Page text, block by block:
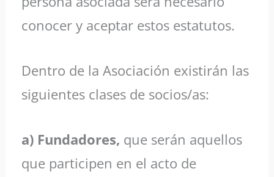
conocer y aceptar estos estatutos.
Dentro de la Asociación existirán las
siguientes clases de socios/as:
a) Fundadores, que serán aquellos
que participen en el acto de